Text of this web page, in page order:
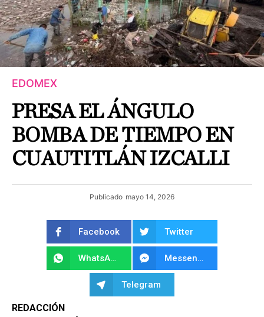
EDOMEX
PRESA EL ÁNGULO
BOMBA DE TIEMPO EN
CUAUTITLÁN IZCALLI
Publicado mayo 14, 2026
Facebook Twitter
WhatsApp Messenger
Telegram
REDACCIÓN